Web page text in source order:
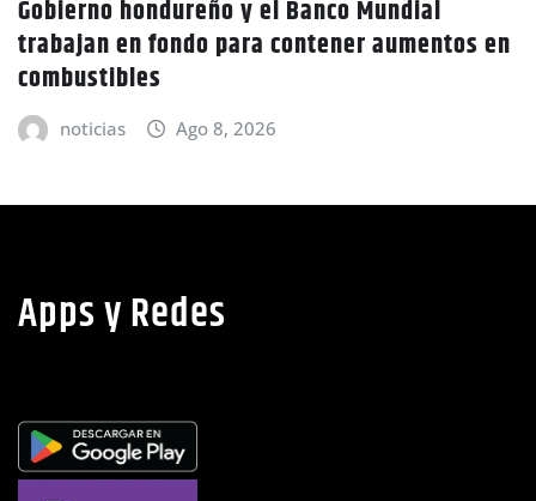
CHOLUTECA ZONA SUR
Canícula agravaría la sequía en Honduras
advierte Copeco
noticias Ago 8, 2026
Apps y Redes